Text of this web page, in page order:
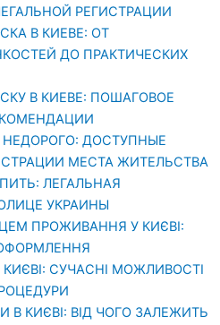
РЕГИСТРАЦИИ
В КИЕВЕ: ОТ
ДО ПРАКТИЧЕСКИХ
В КИЕВЕ: ПОШАГОВОЕ
НЕДОРОГО: ДОСТУПНЫЕ
МЕСТА ЖИТЕЛЬСТВА
ЛЕГАЛЬНАЯ
УКРАИНЫ
ПРОЖИВАННЯ У КИЄВІ:
СУЧАСНІ МОЖЛИВОСТІ
В КИЄВІ: ВІД ЧОГО ЗАЛЕЖИТЬ